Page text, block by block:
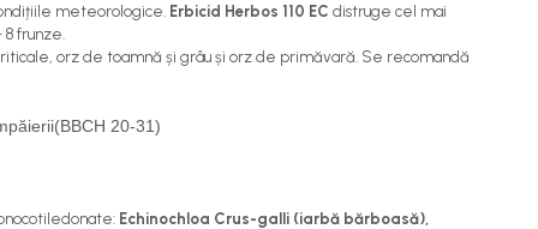
meteorologice. Erbicid Herbos 110 EC distruge cel mai
frunze.
orz de toamnă și grâu și orz de primăvară. Se recomandă
20-31)
Echinochloa Crus-galli (iarbă bărboasă),